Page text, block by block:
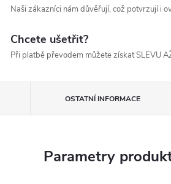
Naši zákazníci nám důvěřují, což potvrzují i
Chcete ušetřit?
Při platbě převodem můžete získat SLEVU
OSTATNÍ INFORMACE
Parametry